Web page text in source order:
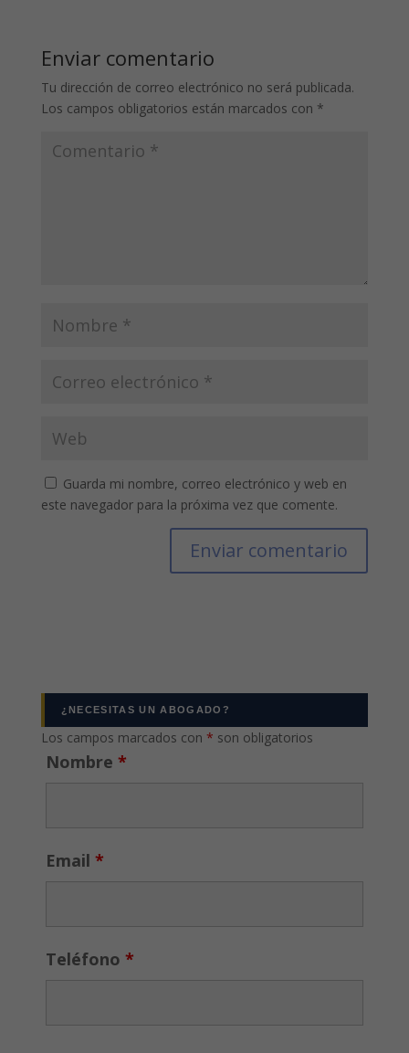
Enviar comentario
Tu dirección de correo electrónico no será publicada.
Los campos obligatorios están marcados con *
Guarda mi nombre, correo electrónico y web en
este navegador para la próxima vez que comente.
¿NECESITAS UN ABOGADO?
Los campos marcados con * son obligatorios
Nombre *
Email *
Teléfono *